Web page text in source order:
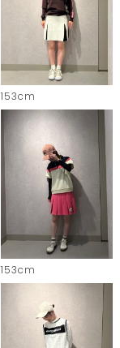
153cm
153cm